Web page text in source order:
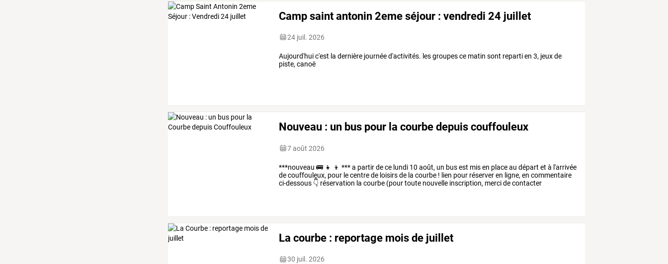
Camp saint antonin 2eme séjour : vendredi 24 juillet
24 juil. 2026
Aujourd'hui c'est la dernière journée d'activités. les groupes ce matin sont reparti en 3, jeux de
piste, canoë
Nouveau : un bus pour la courbe depuis couffouleux
7 août 2026
***nouveau 🚌 👧 👦 ***a partirdece lundi 10 août, un busest misen placeau départ et à l'arrivée
decouffouleux, pour lecentrede loisirsde la courbe ! lien pour réserveren ligne, en commentaire
ci-dessous 👇 réservation la courbe (pourtoute nouvelle inscription, mercidecontacter
La courbe : reportage mois de juillet
30 juil. 2026